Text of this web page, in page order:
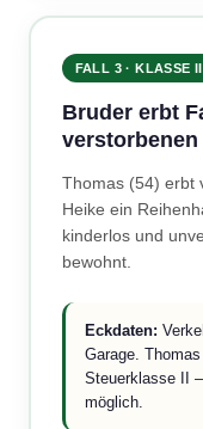
FALL 3 · KLASSE II
Bruder erbt
Thomas (54) erbt
Heike ein
kinderlos und
bewohnt.
Eckdaten:
Garage.
Steuerklasse II
möglich.